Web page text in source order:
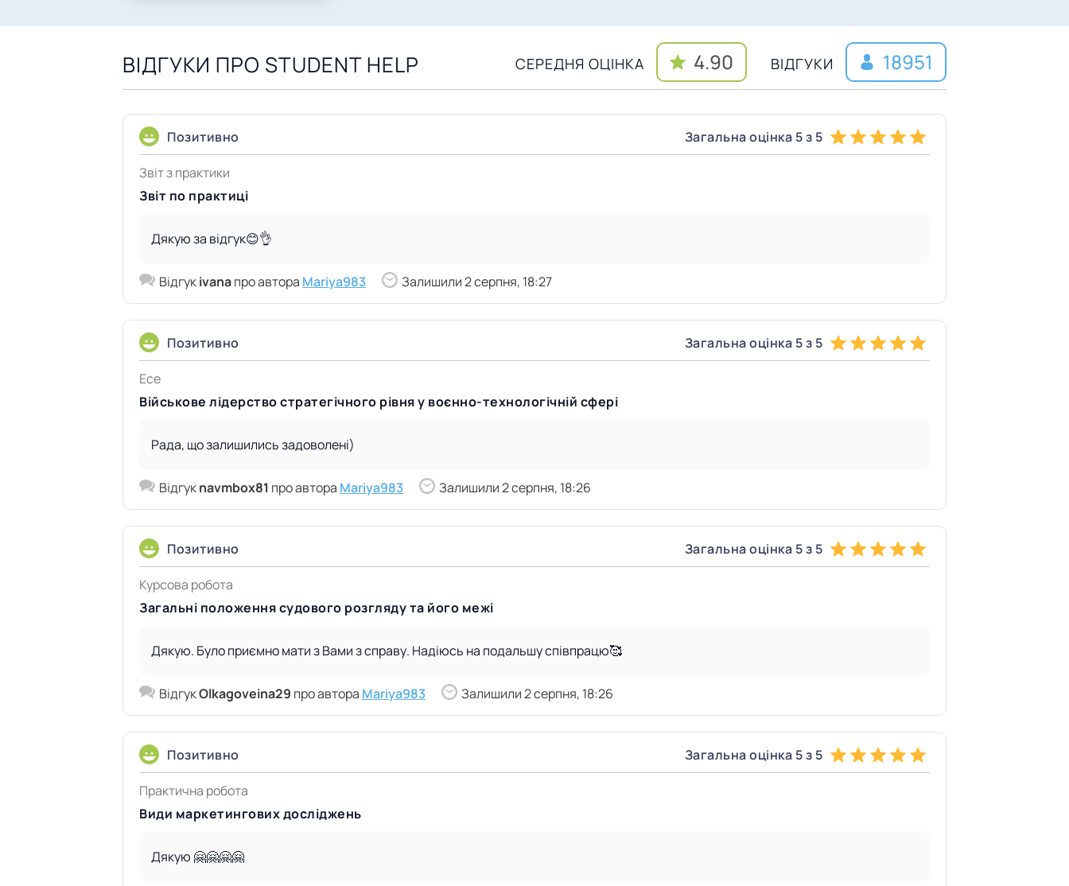
ВІДГУКИ ПРО STUDENT HELP СЕРЕДНЯ ОЦІНКА 4.90 ВІДГУКИ 18951
Позитивно Загальна оцінка 5 з 5
Звіт з практики
Звіт по практиці
Дякую за відгук😊👌
Відгукivanaпро автора Mariya983 Залишили 2 серпня, 18:27
Позитивно Загальна оцінка 5 з 5
Есе
Військове лідерство стратегічного рівня у воєнно-технологічній сфері
Рада, що залишились задоволені)
Відгукnavmbox81 про автора Mariya983 Залишили 2 серпня, 18:26
Позитивно Загальна оцінка 5 з 5
Курсова робота
Загальні положення судового розгляду та його межі
Дякую. Було приємно мати з Вами з справу. Надіюсь на подальшу співпрацю🥰
ВідгукOlkagoveina29 про автора Mariya983 Залишили 2 серпня, 18:26
Позитивно Загальна оцінка 5 з 5
Практична робота
Види маркетингових досліджень
Дякую 🤗🤗🤗🤗